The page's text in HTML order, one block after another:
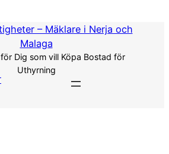
– Mäklare i Nerja och
Malaga
Dig som vill Köpa Bostad för
Uthyrning